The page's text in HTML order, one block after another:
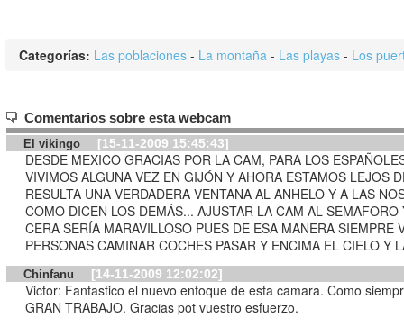
Categorías: Las poblaciones - La montaña - Las playas - Los
Comentarios sobre esta webcam
El vikingo [15-11-2009 15:45:43]
DESDE MEXICO GRACIAS POR LA CAM, PARA LOS
VIVIMOS ALGUNA VEZ EN GIJÓN Y AHORA ESTAMOS LEJOS
RESULTA UNA VERDADERA VENTANA AL ANHELO Y A LAS
COMO DICEN LOS DEMÁS... AJUSTAR LA CAM AL SEMAFORO
CERA SERÍA MARAVILLOSO PUES DE ESA MANERA SIEMPRE
PERSONAS CAMINAR COCHES PASAR Y ENCIMA EL CIELO Y
Chinfanu [14-11-2009 12:02:02]
Victor: Fantastico el nuevo enfoque de esta camara. Como
GRAN TRABAJO. Gracias pot vuestro esfuerzo.